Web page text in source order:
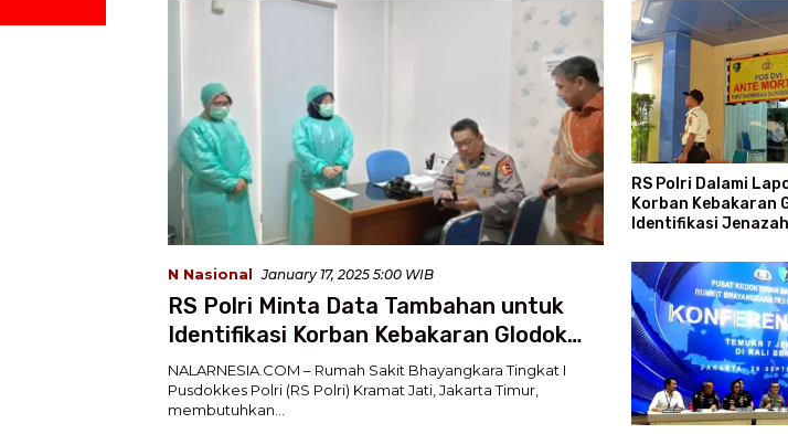
N Nasional January 17, 2025 5:00 WIB
RS Polri Minta Data Tambahan untuk
Identifikasi Korban Kebakaran Glodok
Plaza
NALARNESIA.COM – Rumah Sakit Bhayangkara Tingkat I
Pusdokkes Polri (RS Polri) Kramat Jati, Jakarta Timur,
membutuhkan…
RS Polri Dalami
Korban Kebakaran
Identifikasi